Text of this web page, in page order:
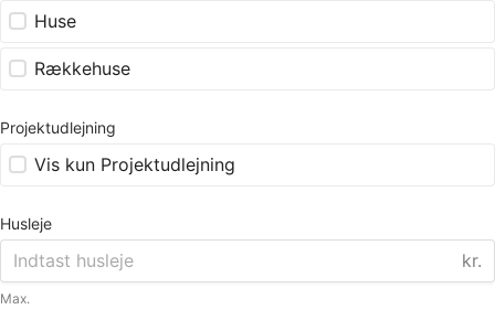
Huse
Rækkehuse
Projektudlejning
Vis kun Projektudlejning
Husleje
kr.
Max.